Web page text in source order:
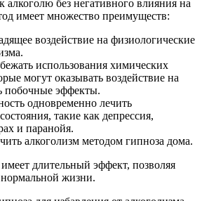
алкоголю без негативного влияния на
имеет множество преимуществ:
воздействие на физиологические
использования химических
могут оказывать воздействие на
побочные эффекты.
одновременно лечить
такие как депрессия,
и паранойя.
алкоголизм методом гипноза дома.
длительный эффект, позволяя
нормальной жизни.